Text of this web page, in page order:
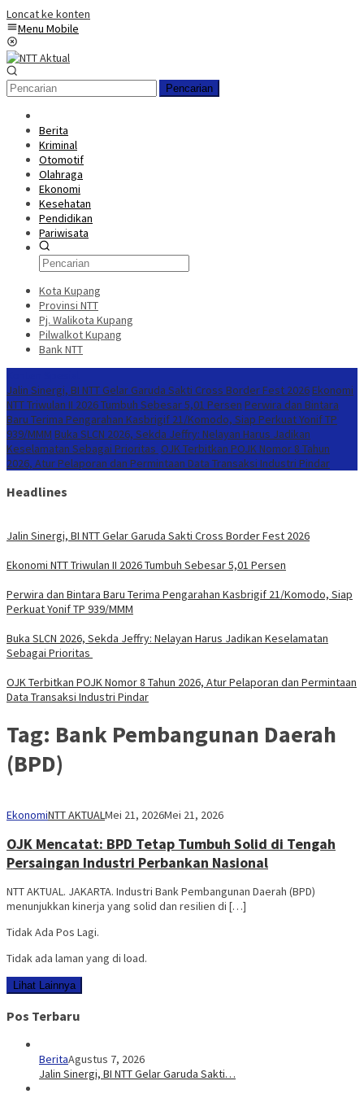
Loncat ke konten
Menu Mobile
Pencarian
Berita
Kriminal
Otomotif
Olahraga
Ekonomi
Kesehatan
Pendidikan
Pariwisata
Kota Kupang
Provinsi NTT
Pj. Walikota Kupang
Pilwalkot Kupang
Bank NTT
Jalin Sinergi, BI NTT Gelar Garuda Sakti Cross Border Fest 2026 Ekonomi
NTT Triwulan II 2026 Tumbuh Sebesar 5,01 Persen Perwira dan Bintara
Baru Terima Pengarahan Kasbrigif 21/Komodo, Siap Perkuat Yonif TP
939/MMM Buka SLCN 2026, Sekda Jeffry: Nelayan Harus Jadikan
Keselamatan Sebagai Prioritas OJK Terbitkan POJK Nomor 8 Tahun
2026, Atur Pelaporan dan Permintaan Data Transaksi Industri Pindar
Headlines
Jalin Sinergi, BI NTT Gelar Garuda Sakti Cross Border Fest 2026
Ekonomi NTT Triwulan II 2026 Tumbuh Sebesar 5,01 Persen
Perwira dan Bintara Baru Terima Pengarahan Kasbrigif 21/Komodo, Siap
Perkuat Yonif TP 939/MMM
Buka SLCN 2026, Sekda Jeffry: Nelayan Harus Jadikan Keselamatan
Sebagai Prioritas
OJK Terbitkan POJK Nomor 8 Tahun 2026, Atur Pelaporan dan Permintaan
Data Transaksi Industri Pindar
Tag: Bank Pembangunan Daerah
(BPD)
EkonomiNTT AKTUALMei 21, 2026Mei 21, 2026
OJK Mencatat: BPD Tetap Tumbuh Solid di Tengah
Persaingan Industri Perbankan Nasional
NTT AKTUAL. JAKARTA. Industri Bank Pembangunan Daerah (BPD)
menunjukkan kinerja yang solid dan resilien di […]
Tidak Ada Pos Lagi.
Tidak ada laman yang di load.
Lihat Lainnya
Pos Terbaru
BeritaAgustus 7, 2026
Jalin Sinergi, BI NTT Gelar Garuda Sakti…